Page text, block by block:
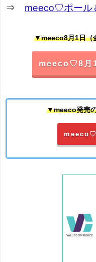
⇒ meeco♡ポール
▼meeco8月1日（
meeco♡8月1
▼meeco発売